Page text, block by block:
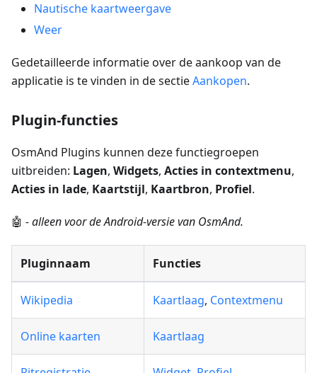
Nautische kaartweergave
Weer
Gedetailleerde informatie over de aankoop van de
applicatie is te vinden in de sectieAankopen.
Plugin-functies
OsmAnd Plugins kunnen deze functiegroepen
uitbreiden: Lagen, Widgets, Acties in contextmenu,
Acties in lade, Kaartstijl, Kaartbron, Profiel.
🤖 - alleen voor de Android-versie van OsmAnd.
Pluginnaam Functies
Wikipedia Kaartlaag, Contextmenu
Online kaarten Kaartlaag